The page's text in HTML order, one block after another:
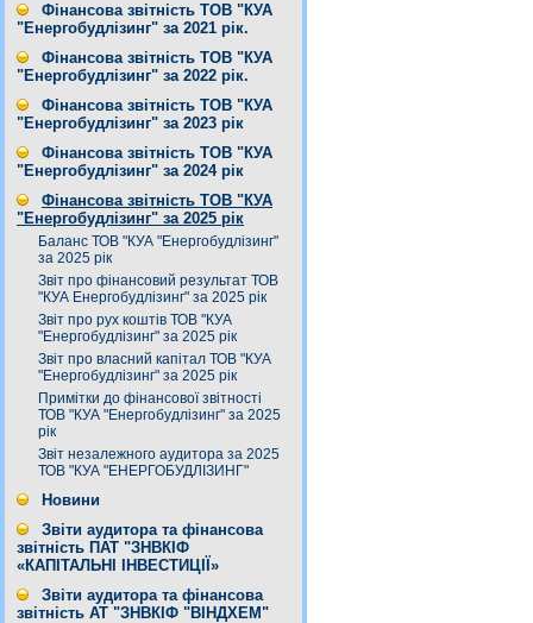
Фінансова звітність ТОВ "КУА
"Енергобудлізинг" за 2021 рік.
Фінансова звітність ТОВ "КУА
"Енергобудлізинг" за 2022 рік.
Фінансова звітність ТОВ "КУА
"Енергобудлізинг" за 2023 рік
Фінансова звітність ТОВ "КУА
"Енергобудлізинг" за 2024 рік
Фінансова звітність ТОВ "КУА
"Енергобудлізинг" за 2025 рік
Баланс ТОВ "КУА "Енергобудлізинг"
за 2025 рік
Звіт про фінансовий результат ТОВ
"КУА Енергобудлізинг" за 2025 рік
Звіт про рух коштів ТОВ "КУА
"Енергобудлізинг" за 2025 рік
Звіт про власний капітал ТОВ "КУА
"Енергобудлізинг" за 2025 рік
Примітки до фінансової звітності
ТОВ "КУА "Енергобудлізинг" за 2025
рік
Звіт незалежного аудитора за 2025
ТОВ "КУА "ЕНЕРГОБУДЛІЗИНГ"
Новини
Звіти аудитора та фінансова
звітність ПАТ "ЗНВКІФ
«КАПІТАЛЬНІ ІНВЕСТИЦІЇ»
Звіти аудитора та фінансова
звітність АТ "ЗНВКІФ "ВІНДХЕМ"